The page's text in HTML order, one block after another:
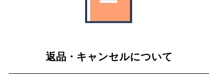
返品・キャンセルについて